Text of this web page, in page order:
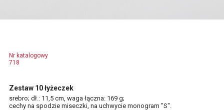
Nr katalogowy
718
Zestaw 10 łyżeczek
srebro; dł.: 11,5 cm, waga łączna: 169 g;
cechy na spodzie miseczki, na uchwycie monogram "S".